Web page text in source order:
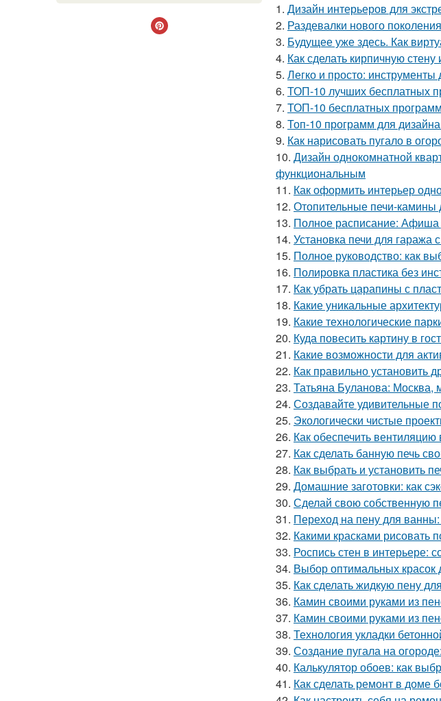
1. Дизайн интерьеров для
2. Раздевалки нового
3. Будущее уже здесь. Как
4. Как сделать кирпичную
5. Легко и просто:
6. ТОП-10 лучших бесплатных
7. ТОП-10 бесплатных
8. Топ-10 программ для
9. Как нарисовать пугало в
10. Дизайн однокомнатной
функциональным
11. Как оформить интерьер
12. Отопительные печи-
13. Полное расписание:
14. Установка печи для гаража
15. Полное руководство: как
16. Полировка пластика без
17. Как убрать царапины с
18. Какие уникальные
19. Какие технологические
20. Куда повесить картину в
21. Какие возможности для
22. Как правильно установить
23. Татьяна Буланова: Москва,
24. Создавайте удивительные
25. Экологически чистые
26. Как обеспечить
27. Как сделать банную печь
28. Как выбрать и установить
29. Домашние заготовки: как
30. Сделай свою собственную
31. Переход на пену для
32. Какими красками рисовать
33. Роспись стен в интерьере:
34. Выбор оптимальных красок
35. Как сделать жидкую пену
36. Камин своими руками из
37. Камин своими руками из
38. Технология укладки
39. Создание пугала на
40. Калькулятор обоев: как
41. Как сделать ремонт в доме